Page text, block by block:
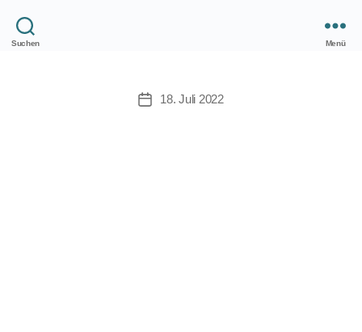
Suchen Menü
Veröffentlichungsdatum
18. Juli 2022